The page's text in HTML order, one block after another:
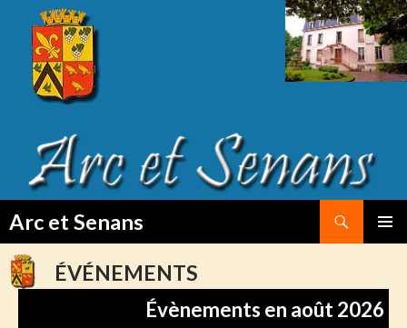
Arc et Senans
TO
CONTENTÉVÉNEMENTS
Évènements en août 2026